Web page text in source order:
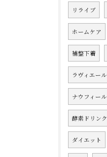
リライブ
ホームケア
補整下着
ラヴィエール
ナウフィール
酵素ドリンク
ダイエット